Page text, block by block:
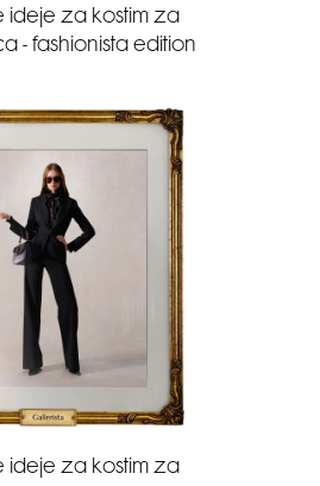
ideje za kostim za
- fashionista edition
ideje za kostim za